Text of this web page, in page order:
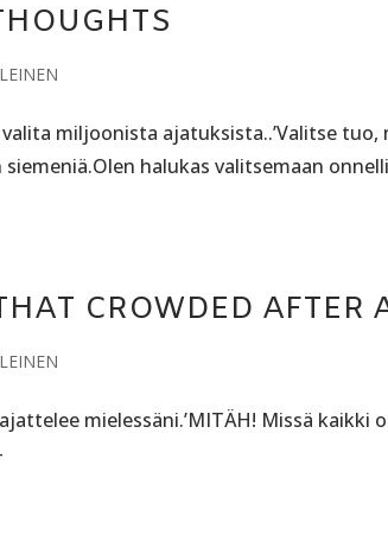
miljoonista ajatuksista..’Valitse tuo,
halukas valitsemaan
CROWDED AFTER
mielessäni.’MITÄH! Missä kaikki